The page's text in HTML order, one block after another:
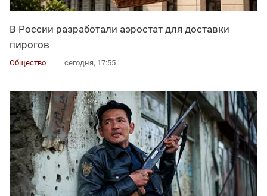
В России разработали аэростат для доставки
пирогов
Общество сегодня, 17:55